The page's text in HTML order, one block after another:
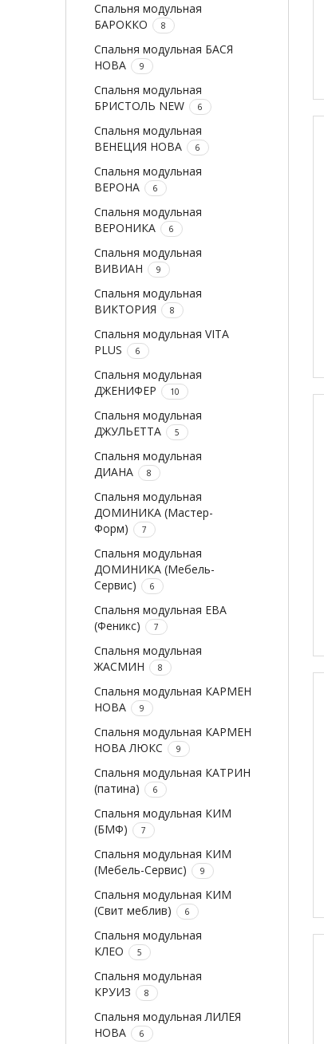
Спальня модульная
БАРОККО
8
Спальня модульная БАСЯ
НОВА
9
Спальня модульная
БРИСТОЛЬ NEW
6
Спальня модульная
ВЕНЕЦИЯ НОВА
6
Спальня модульная
ВЕРОНА
6
Спальня модульная
ВЕРОНИКА
6
Спальня модульная
ВИВИАН
9
Спальня модульная
ВИКТОРИЯ
8
Спальня модульная VITA
PLUS
6
Спальня модульная
ДЖЕНИФЕР
10
Спальня модульная
ДЖУЛЬЕТТА
5
Спальня модульная
ДИАНА
8
Спальня модульная
ДОМИНИКА (Мастер-
Форм)
7
Спальня модульная
ДОМИНИКА (Мебель-
Сервис)
6
Спальня модульная ЕВА
(Феникс)
7
Спальня модульная
ЖАСМИН
8
Спальня модульная КАРМЕН
НОВА
9
Спальня модульная КАРМЕН
НОВА ЛЮКС
9
Спальня модульная КАТРИН
(патина)
6
Спальня модульная КИМ
(БМФ)
7
Спальня модульная КИМ
(Мебель-Сервис)
9
Спальня модульная КИМ
(Свит меблив)
6
Спальня модульная
КЛЕО
5
Спальня модульная
КРУИЗ
8
Спальня модульная ЛИЛЕЯ
НОВА
6